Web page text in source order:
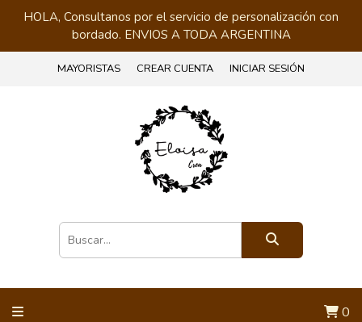
HOLA, Consultanos por el servicio de personalización con
bordado. ENVIOS A TODA ARGENTINA
MAYORISTAS CREAR CUENTA INICIAR SESIÓN
0